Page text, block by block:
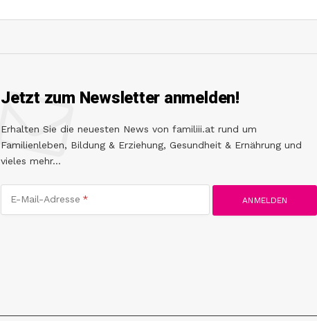
Jetzt zum Newsletter anmelden!
Erhalten Sie die neuesten News von familiii.at rund um
Familienleben, Bildung & Erziehung, Gesundheit & Ernährung und
vieles mehr...
E-Mail-Adresse